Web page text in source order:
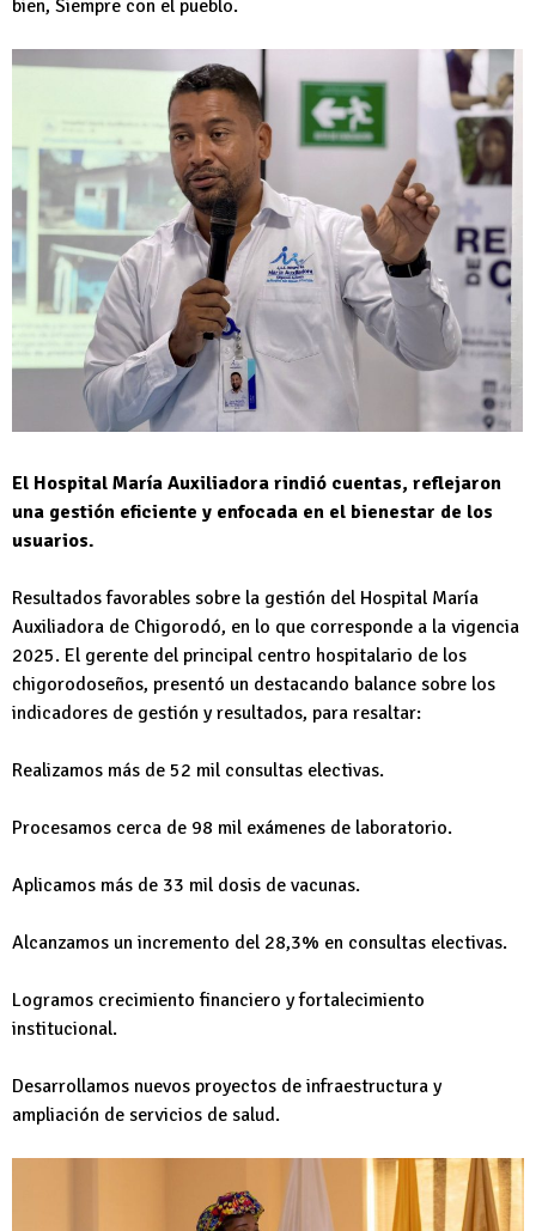
bien, Siempre con el pueblo.
El Hospital María Auxiliadora rindió cuentas, reflejaron
una gestión eficiente y enfocada en el bienestar de los
usuarios.
Resultados favorables sobre la gestión del Hospital María
Auxiliadora de Chigorodó, en lo que corresponde a la vigencia
2025. El gerente del principal centro hospitalario de los
chigorodoseños, presentó un destacando balance sobre los
indicadores de gestión y resultados, para resaltar:
Realizamos más de 52 mil consultas electivas.
Procesamos cerca de 98 mil exámenes de laboratorio.
Aplicamos más de 33 mil dosis de vacunas.
Alcanzamos un incremento del 28,3% en consultas electivas.
Logramos crecimiento financiero y fortalecimiento
institucional.
Desarrollamos nuevos proyectos de infraestructura y
ampliación de servicios de salud.